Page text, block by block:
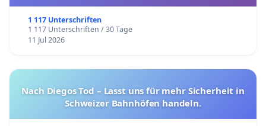
1 117 Unterschriften
1 117 Unterschriften / 30 Tage
11 Jul 2026
Nach Diegos Tod – Lasst uns für mehr Sicherheit in
Schweizer Bahnhöfen handeln.